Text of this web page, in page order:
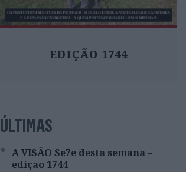
EDIÇÃO 1744
ÚLTIMAS
A VISÃO Se7e desta semana –
edição 1744